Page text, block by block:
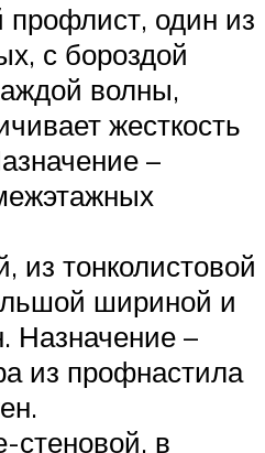
один из
с бороздой
волны,
жесткость
–
из тонколистовой
шириной и
Назначение –
из профнастила
стеновой, в